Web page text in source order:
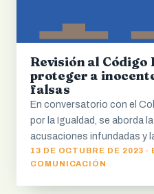
Revisión al Código
proteger a
falsas
En conversatorio con el
por la Igualdad, se aborda
acusaciones infundadas y
13 DE OCTUBRE DE 2023 ·
COMUNICACIÓN